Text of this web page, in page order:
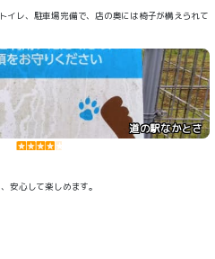
イレ、駐車場完備で、店の奥には椅子が構えられて
道の駅なかとさ
安心して楽しめます。